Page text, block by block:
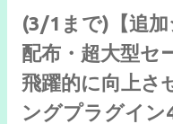
(3/1まで)【追
配布・超大型セ
飛躍的に向上さ
ングプラグイン